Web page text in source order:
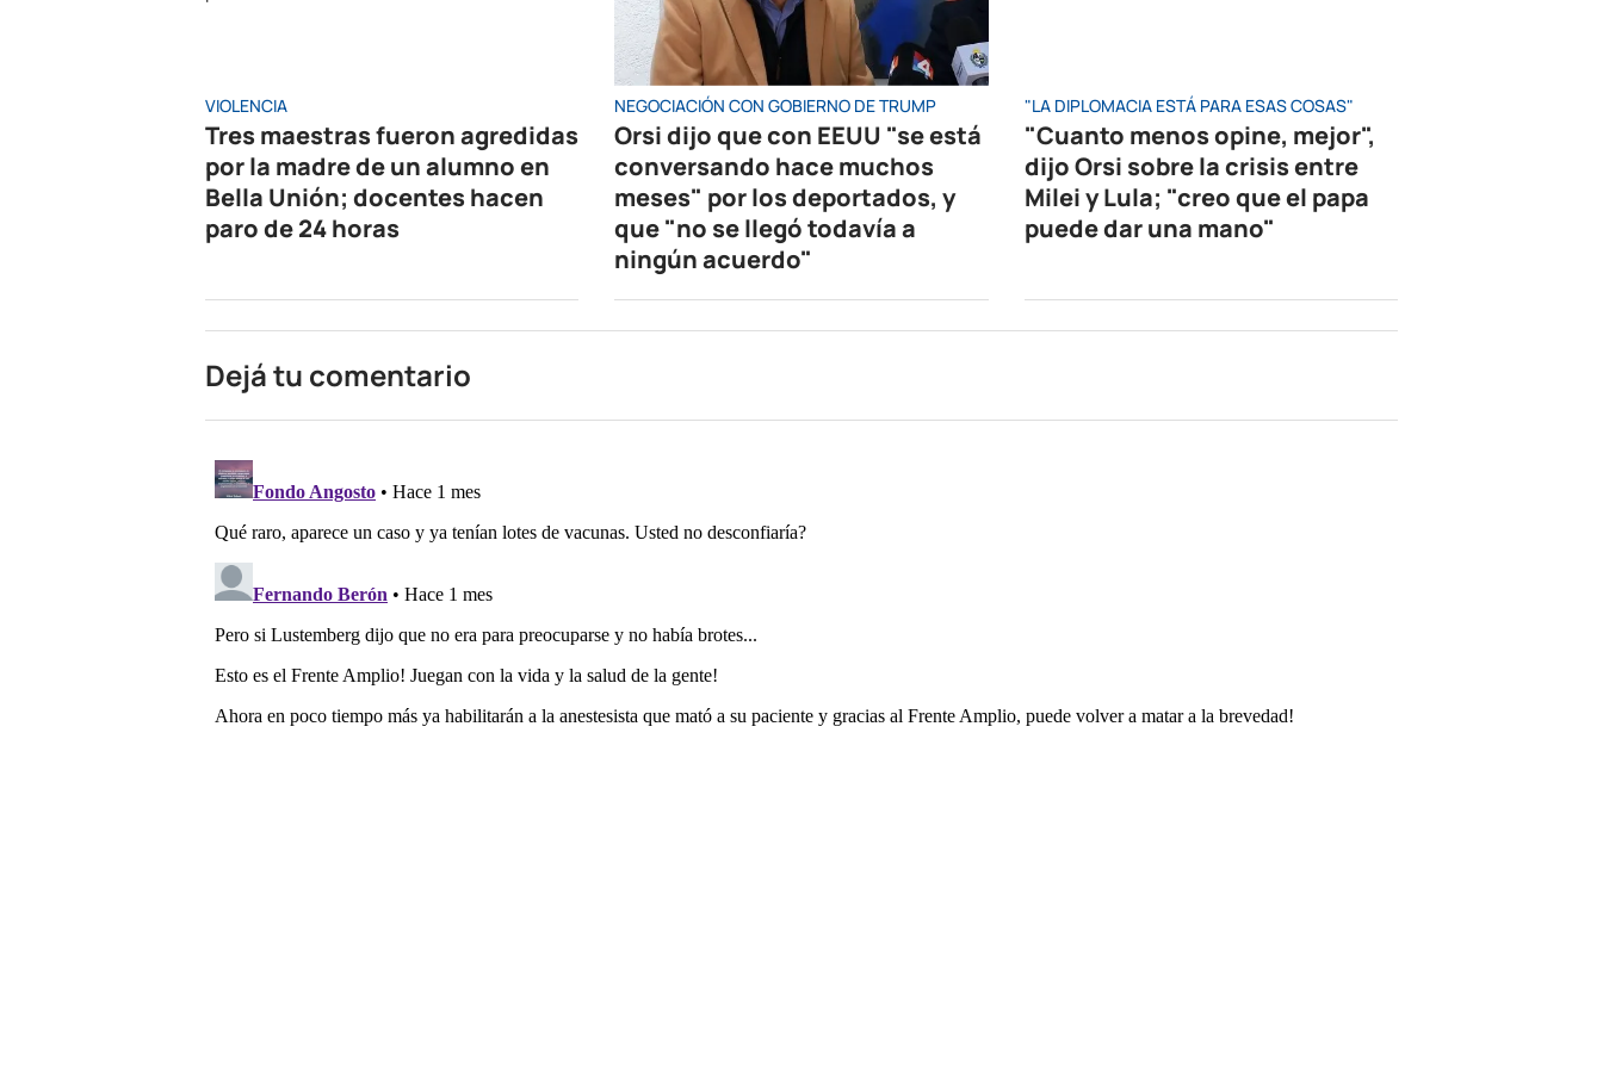
VIOLENCIA
Tres maestras fueron agredidas
por la madre de un alumno en
Bella Unión; docentes hacen
paro de 24 horas
NEGOCIACIÓN CON GOBIERNO DE TRUMP
Orsi dijo que con EEUU "se está
conversando hace muchos
meses" por los deportados, y
que "no se llegó todavía a
ningún acuerdo"
"LA DIPLOMACIA ESTÁ PARA ESAS COSAS"
"Cuanto menos opine, mejor",
dijo Orsi sobre la crisis entre
Milei y Lula; "creo que el papa
puede dar una mano"
Dejá tu comentario